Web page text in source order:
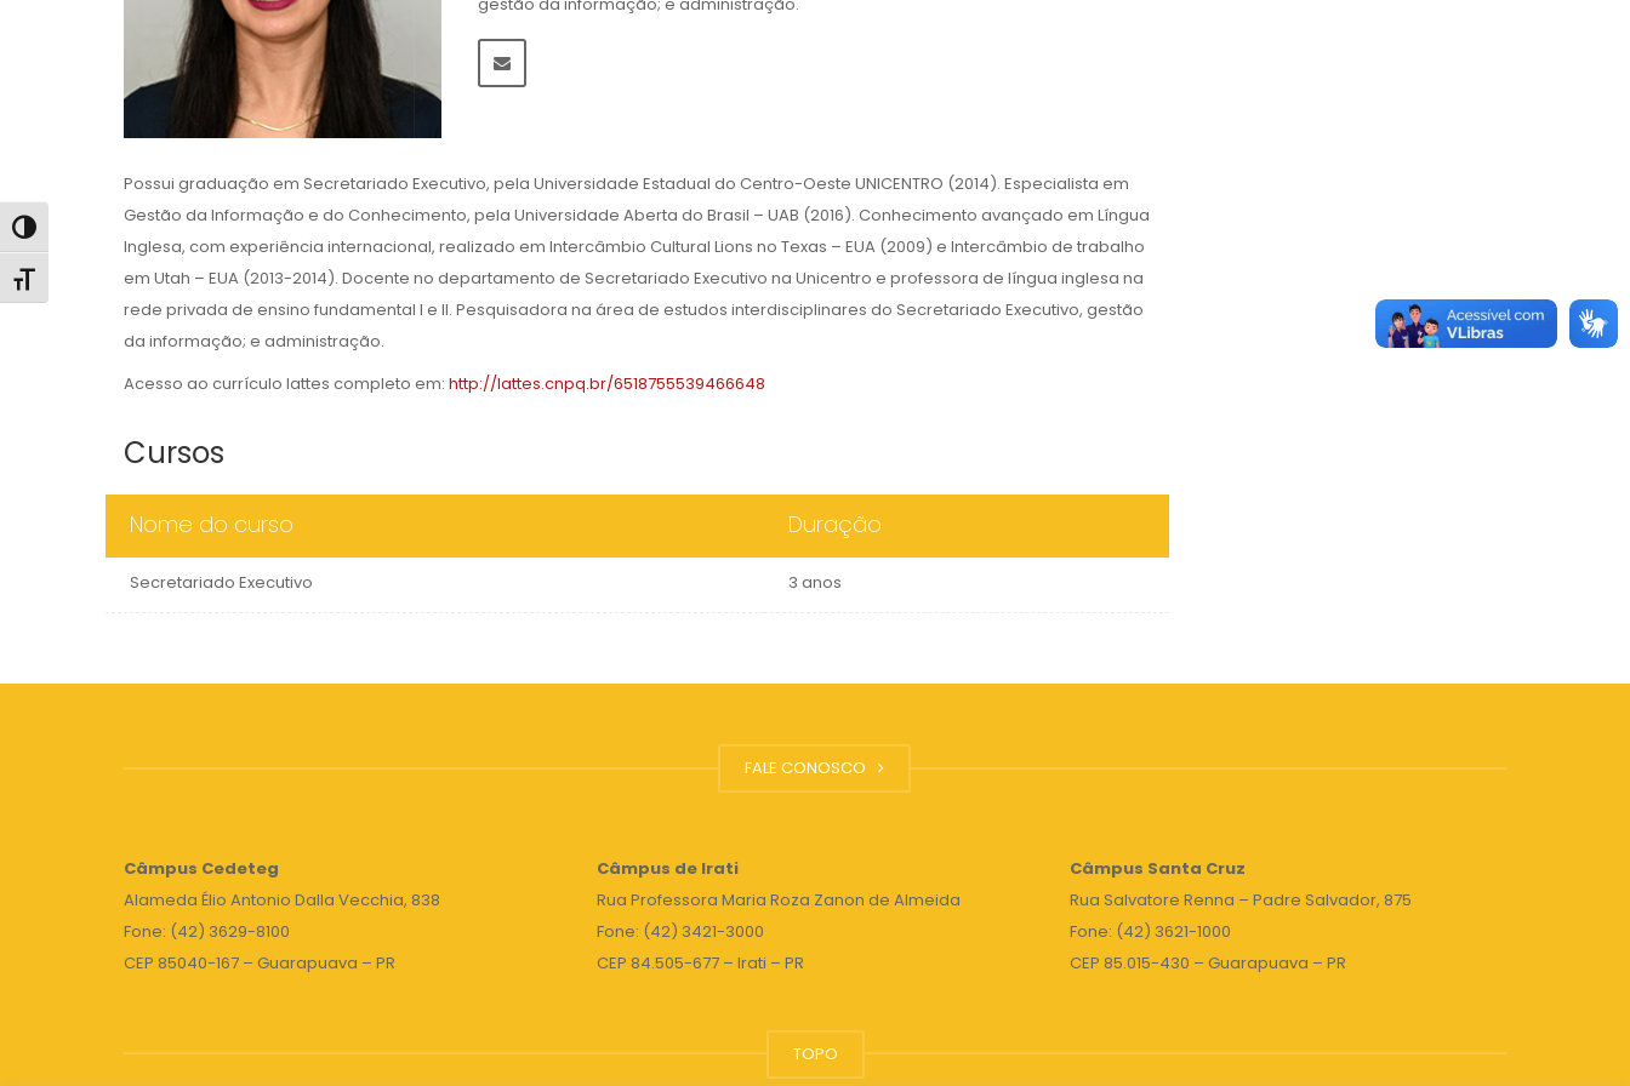
Alternar alto contraste
Alternar tamanho da fonte
Possui graduação em Secretariado Executivo, pela Universidade Estadual do Centro-Oeste UNICENTRO (2014). Especialista em
Gestão da Informação e do Conhecimento, pela Universidade Aberta do Brasil – UAB (2016). Conhecimento avançado em Língua
Inglesa, com experiência internacional, realizado em Intercâmbio Cultural Lions no Texas – EUA (2009) e Intercâmbio de trabalho
em Utah – EUA (2013-2014). Docente no departamento de Secretariado Executivo na Unicentro e professora de língua inglesa na
rede privada de ensino fundamental I e II. Pesquisadora na área de estudos interdisciplinares do Secretariado Executivo, gestão
da informação; e administração.
Acesso ao currículo lattes completo em: http://lattes.cnpq.br/6518755539466648
Cursos
Nome do curso Duração
Secretariado Executivo 3 anos
FALE CONOSCO
Câmpus Cedeteg
Alameda Élio Antonio Dalla Vecchia, 838
Fone: (42) 3629-8100
CEP 85040-167 – Guarapuava – PR
Câmpus de Irati
Rua Professora Maria Roza Zanon de Almeida
Fone: (42) 3421-3000
CEP 84.505-677 – Irati – PR
Câmpus Santa Cruz
Rua Salvatore Renna – Padre Salvador, 875
Fone: (42) 3621-1000
CEP 85.015-430 – Guarapuava – PR
TOPO